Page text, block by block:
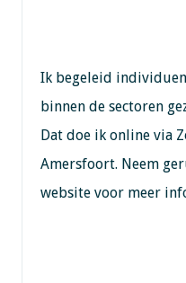
Ik begeleid
binnen de sectoren
Dat doe ik online via
Amersfoort. Neem
website voor meer